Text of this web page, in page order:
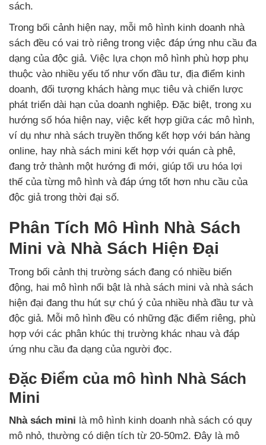
sách.
Trong bối cảnh hiện nay, mỗi mô hình kinh doanh nhà
sách đều có vai trò riêng trong việc đáp ứng nhu cầu đa
dạng của độc giả. Việc lựa chọn mô hình phù hợp phụ
thuộc vào nhiều yếu tố như vốn đầu tư, địa điểm kinh
doanh, đối tượng khách hàng mục tiêu và chiến lược
phát triển dài hạn của doanh nghiệp. Đặc biệt, trong xu
hướng số hóa hiện nay, việc kết hợp giữa các mô hình,
ví dụ như nhà sách truyền thống kết hợp với bán hàng
online, hay nhà sách mini kết hợp với quán cà phê,
đang trở thành một hướng đi mới, giúp tối ưu hóa lợi
thế của từng mô hình và đáp ứng tốt hơn nhu cầu của
độc giả trong thời đại số.
Phân Tích Mô Hình Nhà Sách
Mini và Nhà Sách Hiện Đại
Trong bối cảnh thị trường sách đang có nhiều biến
động, hai mô hình nổi bật là nhà sách mini và nhà sách
hiện đại đang thu hút sự chú ý của nhiều nhà đầu tư và
độc giả. Mỗi mô hình đều có những đặc điểm riêng, phù
hợp với các phân khúc thị trường khác nhau và đáp
ứng nhu cầu đa dạng của người đọc.
Đặc Điểm của mô hình Nhà Sách
Mini
Nhà sách mini là mô hình kinh doanh nhà sách có quy
mô nhỏ, thường có diện tích từ 20-50m2. Đây là mô